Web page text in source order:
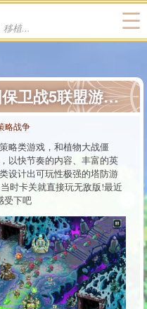
提供各种手机游戏下载，单机游戏下载，移植游戏下载
王国保卫战5下载-王国保卫战5联盟游戏下载
略战争
略类游戏，和植物大战僵
以快节奏的内容、丰富的英
设计出可玩性极强的塔防游
时卡关就直接玩无敌版!最近
受下吧